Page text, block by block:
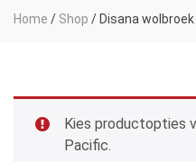
Onze merken
Home / Shop / Disana
Kies productopties
Pacific.